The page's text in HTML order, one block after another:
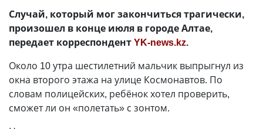
Случай, который мог закончиться трагически,
произошел в конце июля в городе Алтае,
передает корреспондентYK-news.kz.
Около 10 утра шестилетний мальчик выпрыгнул из
окна второго этажа на улице Космонавтов. По
словам полицейских, ребёнок хотел проверить,
сможет ли он «полетать» с зонтом.